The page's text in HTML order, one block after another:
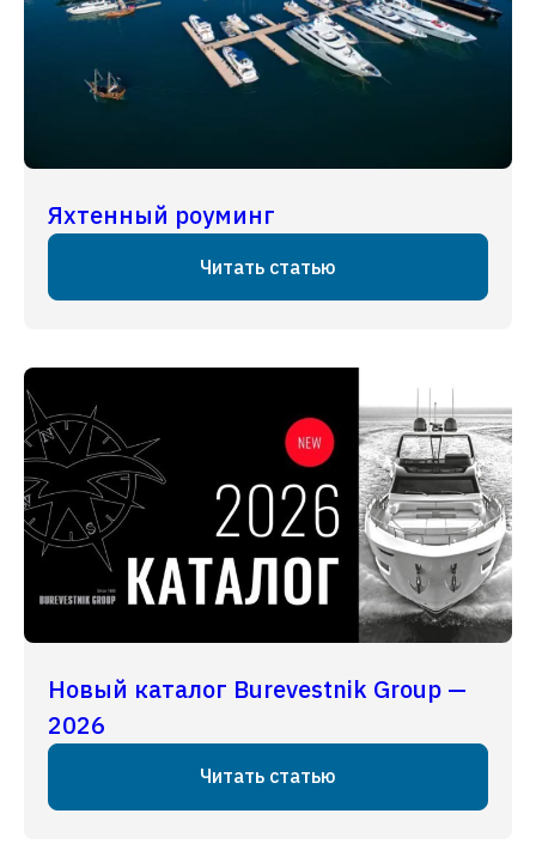
Яхтенный роуминг
Читать статью
Новый каталог Burevestnik Group —
2026
Читать статью